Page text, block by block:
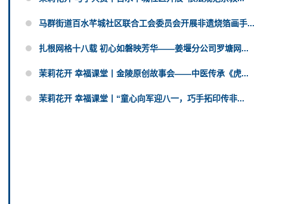
马群街道百水芊城社区联合工会委员会开展非遗烧箔画手...
扎根网格十八载 初心如磐映芳华——姜堰分公司罗塘网...
茉莉花开 幸福课堂丨金陵原创故事会——中医传承《虎...
茉莉花开 幸福课堂丨“童心向军迎八一，巧手拓印传非...